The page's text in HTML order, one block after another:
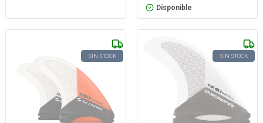
Disponible
SIN STOCK SIN STOCK